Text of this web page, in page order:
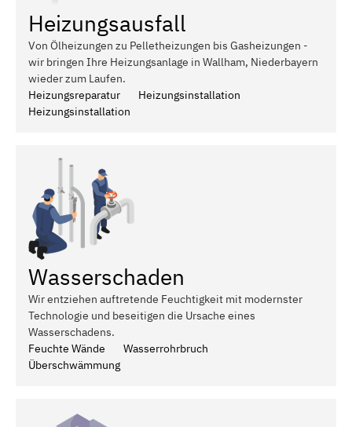
Heizungsausfall
Von Ölheizungen zu Pelletheizungen bis Gasheizungen -
wir bringen Ihre Heizungsanlage in Wallham, Niederbayern
wieder zum Laufen.
Heizungsreparatur
Heizungsinstallation
Heizungsinstallation
Wasserschaden
Wir entziehen auftretende Feuchtigkeit mit modernster
Technologie und beseitigen die Ursache eines
Wasserschadens.
Feuchte Wände
Wasserrohrbruch
Überschwämmung